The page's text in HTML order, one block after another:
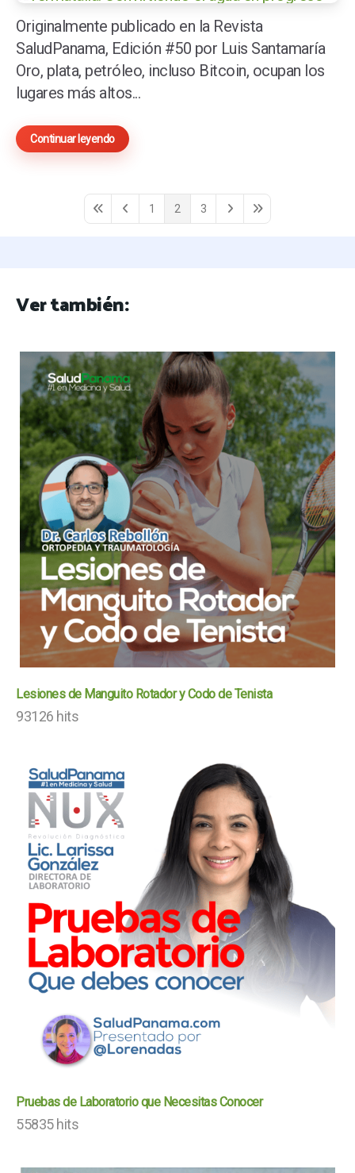
Originalmente publicado en la Revista
SaludPanama, Edición #50 por Luis Santamaría
Oro, plata, petróleo, incluso Bitcoin, ocupan los
lugares más altos...
Continuar leyendo
First PagePrevious Page
1 2 3
Next PageLast Page
Ver también:
Lesiones de Manguito Rotador y Codo de Tenista
93126 hits
Pruebas de Laboratorio que Necesitas Conocer
55835 hits